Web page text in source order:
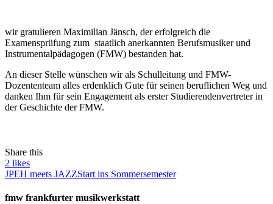
wir gratulieren Maximilian Jänsch, der erfolgreich die
Examensprüfung zum staatlich anerkannten Berufsmusiker und
Instrumentalpädagogen (FMW) bestanden hat.
An dieser Stelle wünschen wir als Schulleitung und FMW-
Dozententeam alles erdenklich Gute für seinen beruflichen Weg und
danken Ihm für sein Engagement als erster Studierendenvertreter in
der Geschichte der FMW.
Share this
2 likes
JPEH meets JAZZStart ins Sommersemester
fmw frankfurter musikwerkstatt